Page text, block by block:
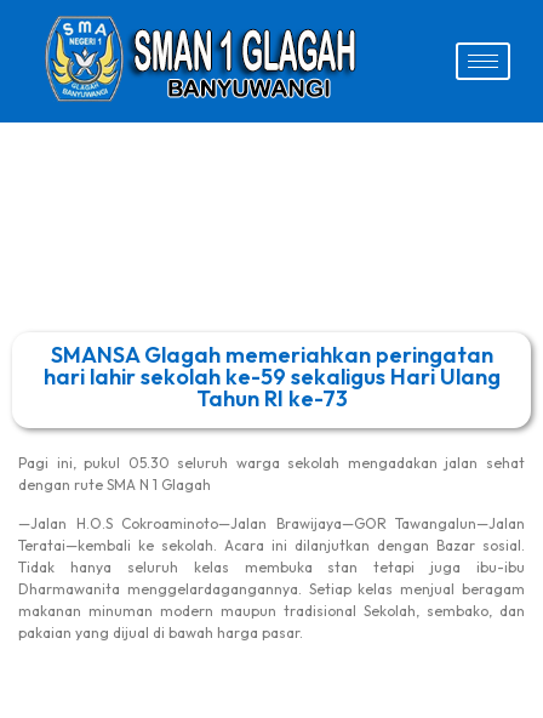
SMANSA Glagah memeriahkan peringatan
hari lahir sekolah ke-59 sekaligus Hari Ulang
Tahun RI ke-73
Pagi ini, pukul 05.30 seluruh warga sekolah mengadakan jalan sehat
dengan rute SMA N 1 Glagah
—Jalan H.O.S Cokroaminoto—Jalan Brawijaya—GOR Tawangalun—Jalan
Teratai—kembali ke sekolah. Acara ini dilanjutkan dengan Bazar sosial.
Tidak hanya seluruh kelas membuka stan tetapi juga ibu-ibu
Dharmawanita menggelardagangannya. Setiap kelas menjual beragam
makanan minuman modern maupun tradisional Sekolah, sembako, dan
pakaian yang dijual di bawah harga pasar.